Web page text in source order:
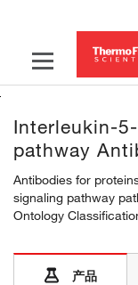
Interleukin-
pathway
Antibodies for
signaling pathway
Ontology
产品